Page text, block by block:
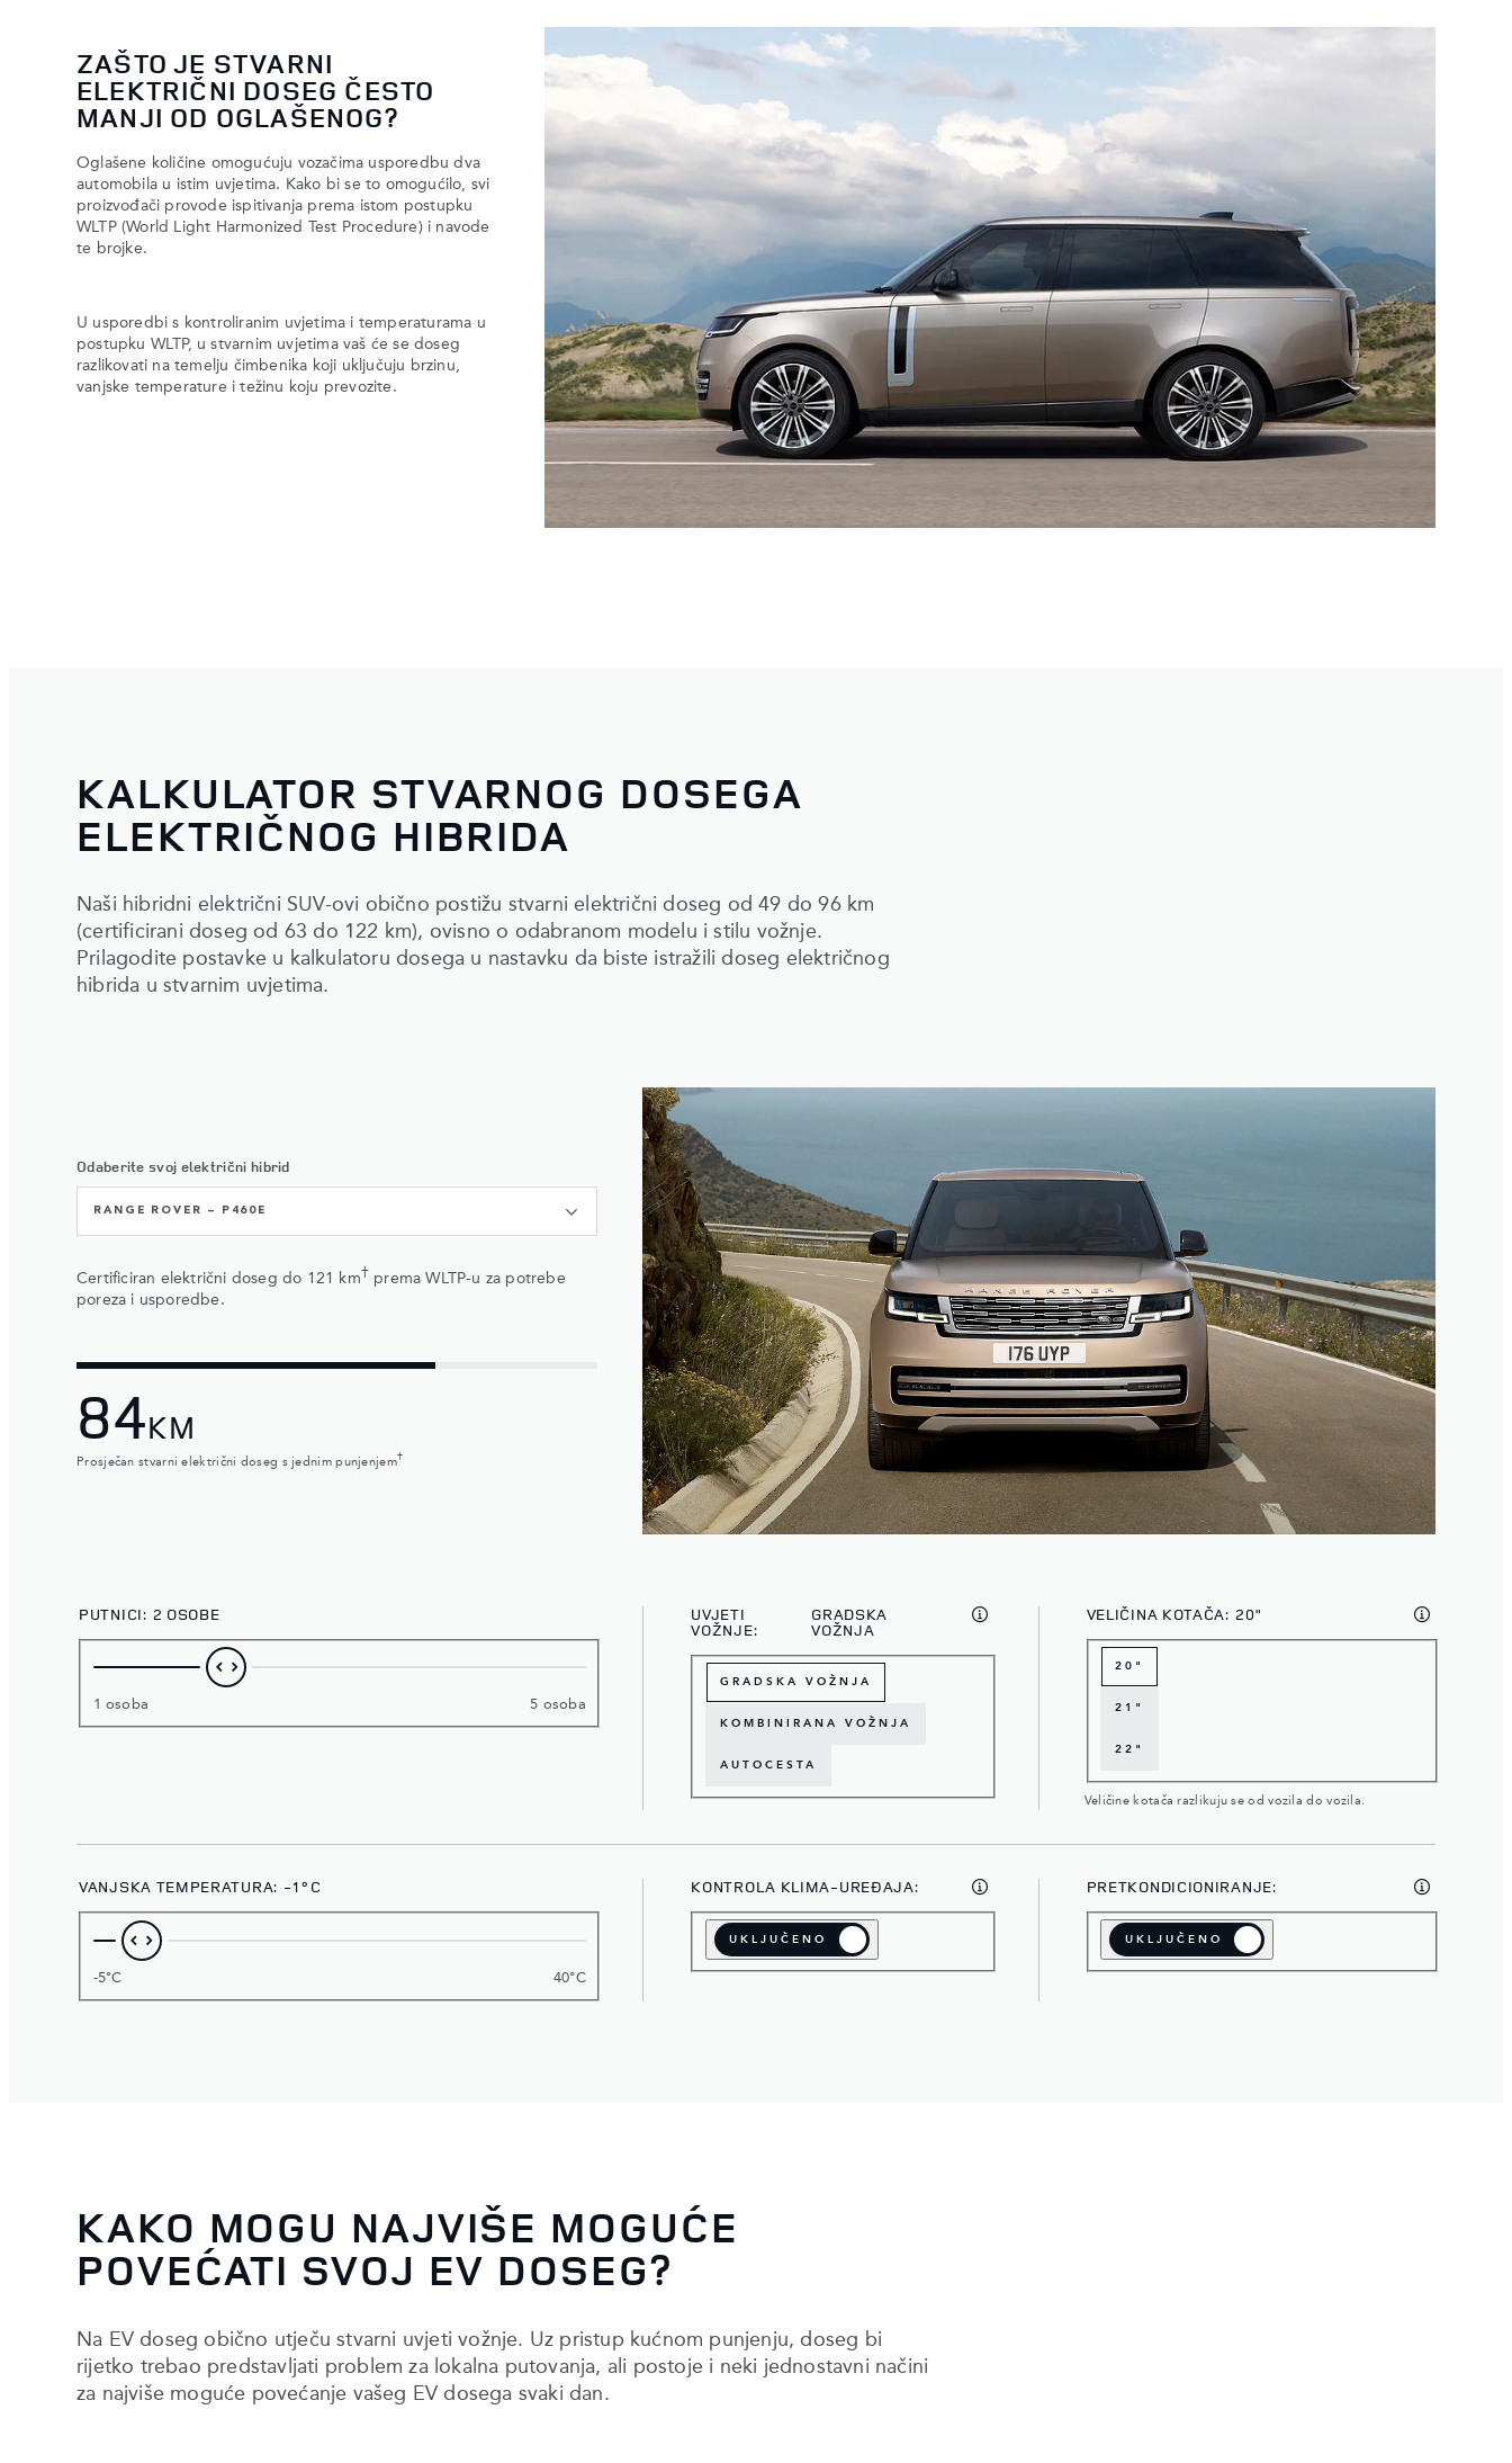
ZAŠTO JE STVARNI
ELEKTRIČNI DOSEG ČESTO
MANJI OD OGLAŠENOG?
Oglašene količine omogućuju vozačima usporedbu dva
automobila u istim uvjetima. Kako bi se to omogućilo, svi
proizvođači provode ispitivanja prema istom postupku
WLTP (World Light Harmonized Test Procedure) i navode
te brojke.
U usporedbi s kontroliranim uvjetima i temperaturama u
postupku WLTP, u stvarnim uvjetima vaš će se doseg
razlikovati na temelju čimbenika koji uključuju brzinu,
vanjske temperature i težinu koju prevozite.
KALKULATOR STVARNOG DOSEGA
ELEKTRIČNOG HIBRIDA
Naši hibridni električni SUV-ovi obično postižu stvarni električni doseg od 49 do 96 km
(certificirani doseg od 63 do 122 km), ovisno o odabranom modelu i stilu vožnje.
Prilagodite postavke u kalkulatoru dosega u nastavku da biste istražili doseg električnog
hibrida u stvarnim uvjetima.
Odaberite svoj električni hibrid
RANGE ROVER – P460E
Certificiran električni doseg do 121 km† prema WLTP-u za potrebe
poreza i usporedbe.
84KM
Prosječan stvarni električni doseg s jednim punjenjem†
PUTNICI: 2 OSOBE
1 osoba 5 osoba
UVJETI
VOŽNJE:
GRADSKA
VOŽNJA
GRADSKA VOŽNJA
KOMBINIRANA VOŽNJA
AUTOCESTA
VELIČINA KOTAČA: 20"
20"
21"
22"
Veličine kotača razlikuju se od vozila do vozila.
VANJSKA TEMPERATURA: -1°C
-5°C 40°C
KONTROLA KLIMA-UREĐAJA:
UKLJUČENO
PRETKONDICIONIRANJE:
UKLJUČENO
KAKO MOGU NAJVIŠE MOGUĆE
POVEĆATI SVOJ EV DOSEG?
Na EV doseg obično utječu stvarni uvjeti vožnje. Uz pristup kućnom punjenju, doseg bi
rijetko trebao predstavljati problem za lokalna putovanja, ali postoje i neki jednostavni načini
za najviše moguće povećanje vašeg EV dosega svaki dan.